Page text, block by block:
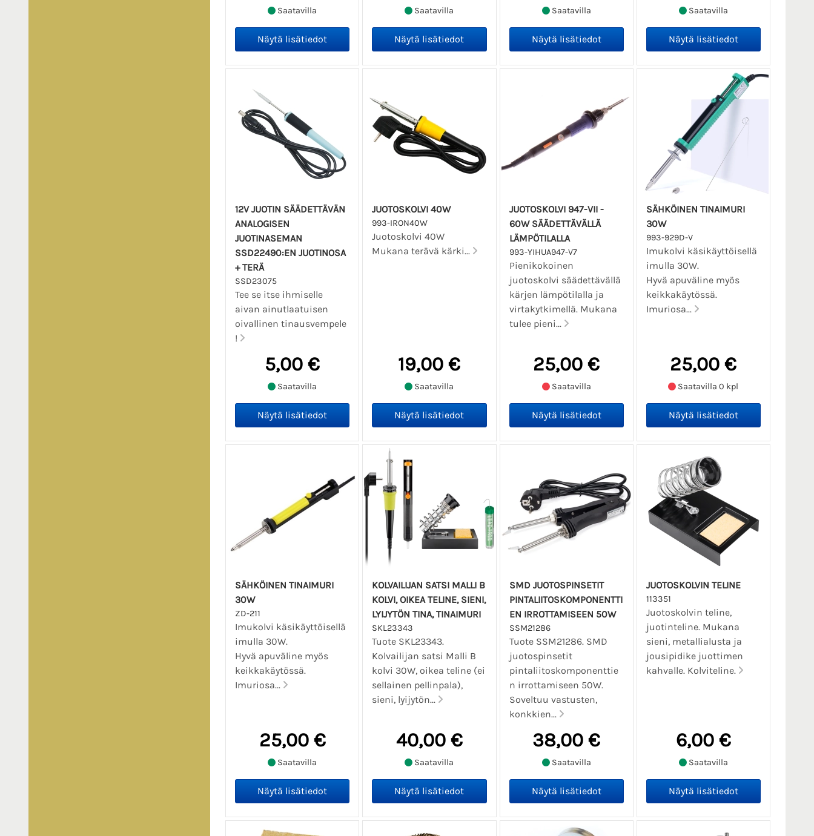
Saatavilla Saatavilla Saatavilla Saatavilla
12V JUOTIN SÄÄDETTÄVÄN
ANALOGISEN
JUOTINASEMAN
SSD22490:EN JUOTINOSA
+ TERÄ
SSD23075
Tee se itse ihmiselle
aivan ainutlaatuisen
oivallinen tinausvempele
!
5,00 €
Saatavilla
JUOTOSKOLVI 40W
993-IRON40W
Juotoskolvi 40W
Mukana terävä kärki...
19,00 €
Saatavilla
JUOTOSKOLVI 947-VII -
60W SÄÄDETTÄVÄLLÄ
LÄMPÖTILALLA
993-YIHUA947-V7
Pienikokoinen
juotoskolvi säädettävällä
kärjen lämpötilalla ja
virtakytkimellä. Mukana
tulee pieni...
25,00 €
Saatavilla
SÄHKÖINEN TINAIMURI
30W
993-929D-V
Imukolvi käsikäyttöisellä
imulla 30W.
Hyvä apuväline myös
keikkakäytössä.
Imuriosa...
25,00 €
Saatavilla 0 kpl
SÄHKÖINEN TINAIMURI
30W
ZD-211
Imukolvi käsikäyttöisellä
imulla 30W.
Hyvä apuväline myös
keikkakäytössä.
Imuriosa...
25,00 €
Saatavilla
KOLVAILIJAN SATSI MALLI B
KOLVI, OIKEA TELINE, SIENI,
LYIJYTÖN TINA, TINAIMURI
SKL23343
Tuote SKL23343.
Kolvailijan satsi Malli B
kolvi 30W, oikea teline (ei
sellainen pellinpala),
sieni, lyijytön...
40,00 €
Saatavilla
SMD JUOTOSPINSETIT
PINTALIITOSKOMPONENTTI
EN IRROTTAMISEEN 50W
SSM21286
Tuote SSM21286. SMD
juotospinsetit
pintaliitoskomponenttie
n irrottamiseen 50W.
Soveltuu vastusten,
konkkien...
38,00 €
Saatavilla
JUOTOSKOLVIN TELINE
113351
Juotoskolvin teline,
juotinteline. Mukana
sieni, metallialusta ja
jousipidike juottimen
kahvalle. Kolviteline.
6,00 €
Saatavilla